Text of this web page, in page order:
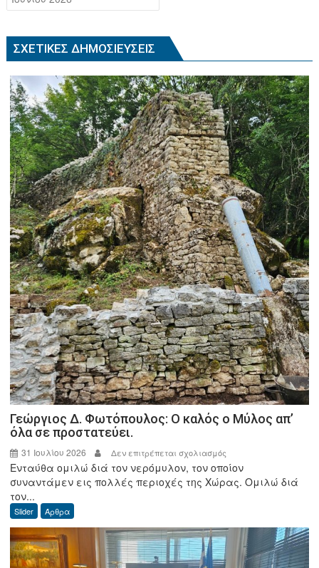
ΣΧΕΤΙΚΈΣ ΔΗΜΟΣΙΕΎΣΕΙΣ
Γεώργιος Δ. Φωτόπουλος: Ο καλός ο Μύλος απ’
όλα σε προστατεύει.
31 Ιουλίου 2026 Δεν επιτρέπεται σχολιασμός
Γεώργιος
Δ.
καλός
Μύλος
Ενταύθα ομιλώ διά τον νερόμυλον, τον οποίον
συναντάμεν εις πολλές περιοχές της Χώρας. Ομιλώ διά
τον...
Slider Άρθρα